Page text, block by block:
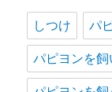
しつけ パ
パピヨンを